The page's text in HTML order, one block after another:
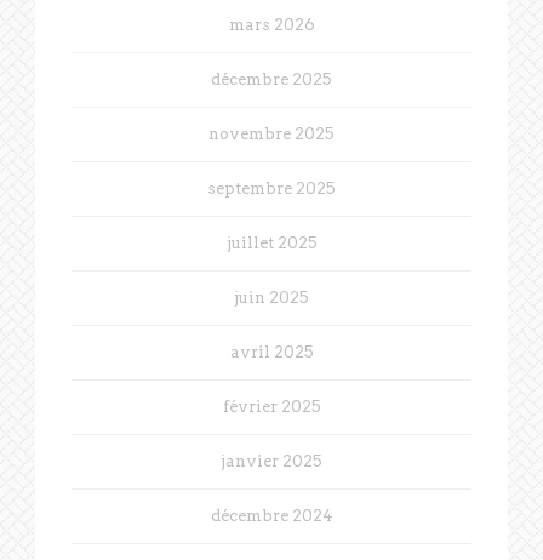
mars 2026
décembre 2025
novembre 2025
septembre 2025
juillet 2025
juin 2025
avril 2025
février 2025
janvier 2025
décembre 2024